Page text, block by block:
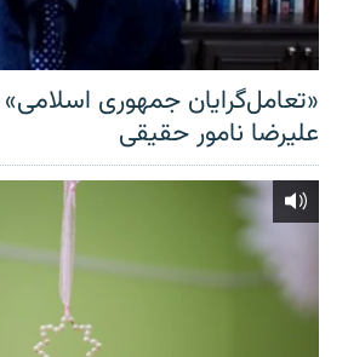
«تعامل‌گرایان جمهوری
علیرضا نامور حقیقی